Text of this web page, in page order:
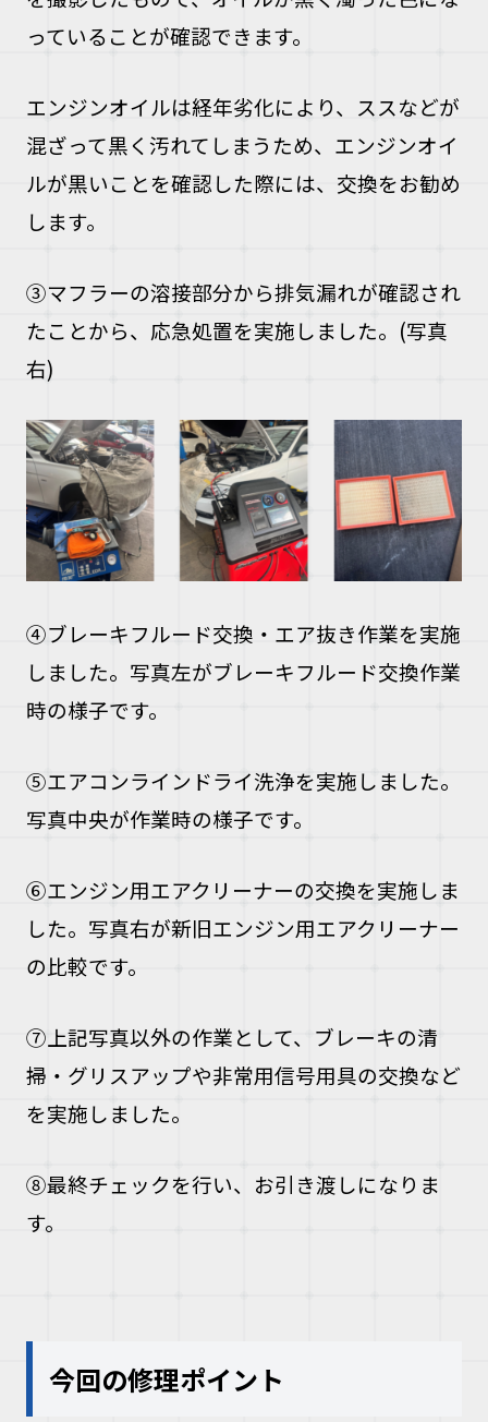
っていることが確認できます。
エンジンオイルは経年劣化により、ススなどが
混ざって黒く汚れてしまうため、エンジンオイ
ルが黒いことを確認した際には、交換をお勧め
します。
③マフラーの溶接部分から排気漏れが確認され
たことから、応急処置を実施しました。(写真
右)
④ブレーキフルード交換・エア抜き作業を実施
しました。写真左がブレーキフルード交換作業
時の様子です。
⑤エアコンラインドライ洗浄を実施しました。
写真中央が作業時の様子です。
⑥エンジン用エアクリーナーの交換を実施しま
した。写真右が新旧エンジン用エアクリーナー
の比較です。
⑦上記写真以外の作業として、ブレーキの清
掃・グリスアップや非常用信号用具の交換など
を実施しました。
⑧最終チェックを行い、お引き渡しになりま
す。
今回の修理ポイント